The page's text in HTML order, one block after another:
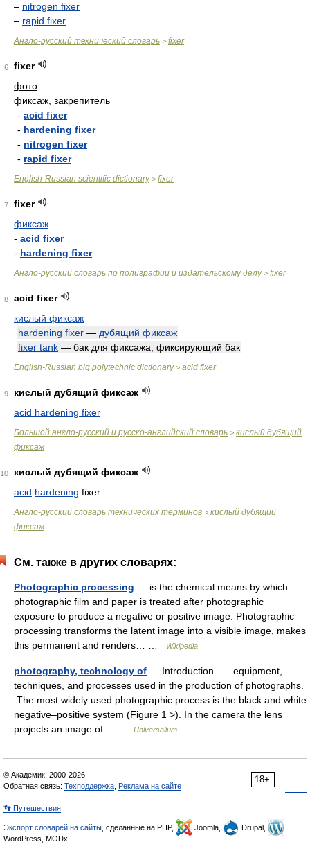
– nitrogen fixer
– rapid fixer
Англо-русский технический словарь > fixer
6
fixer
фото
фиксаж, закрепитель
- acid fixer
- hardening fixer
- nitrogen fixer
- rapid fixer
English-Russian scientific dictionary> fixer
7
fixer
фиксаж
- acid fixer
- hardening fixer
Англо-русский словарь по полиграфии и издательскому делу> fixer
8
acid fixer
кислый фиксаж
hardening fixer — дубящий фиксаж
fixer tank — бак для фиксажа, фиксирующий бак
English-Russian big polytechnic dictionary> acid fixer
9
кислый дубящий фиксаж
acid hardening fixer
Большой англо-русский и русско-английский словарь > кислый дубящий
фиксаж
10
кислый дубящий фиксаж
acid hardening fixer
Англо-русский словарь технических терминов > кислый дубящий
фиксаж
См. также в других словарях:
Photographic processing — is the chemical means by which
photographic film and paper is treated after photographic
exposure to produce a negative or positive image. Photographic
processing transforms the latent image into a visible image, makes
this permanent and renders… …
Wikipedia
photography, technology of — Introduction equipment,
techniques, and processes used in the production of photographs.
The most widely used photographic process is the black and white
negative–positive system (Figure 1 >). In the camera the lens
projects an image of… …
Universalium
18+
© Академик, 2000-2026
Обратная связь: Техподдержка Реклама на сайте
👣 Путешествия
Экспорт словарей на сайты , сделанные на PHP, Joomla,
Drupal,
WordPress, MODx.